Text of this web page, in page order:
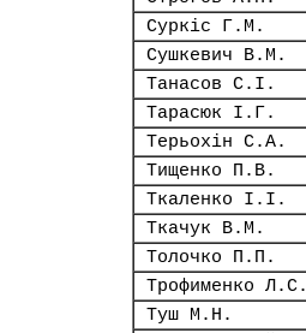
Суркіс Г.М.
Сушкевич В.М.
Танасов С.І.
Тарасюк І.Г.
Терьохін С.А.
Тищенко П.В.
Ткаленко І.І.
Ткачук В.М.
Толочко П.П.
Трофименко Л.С.
Туш М.Н.